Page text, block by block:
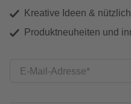
Kreative Ideen &
Produktneuheiten und
E-Mail-Adresse